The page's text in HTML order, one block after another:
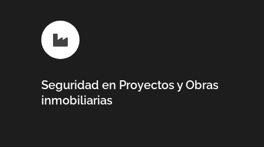
Seguridad en Proyectos y Obras
inmobiliarias